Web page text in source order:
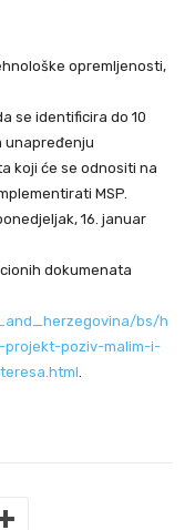
opremljenosti,
se identificira do 10
unapređenju
koji će se odnositi na
MSP.
16. januar
dokumenata
bs/h
poziv-malim-i-
.